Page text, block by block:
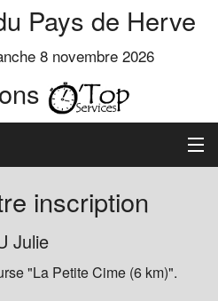
Pays de Herve
8 novembre 2026
inscription
Julie
"La Petite Cime (6 km)".